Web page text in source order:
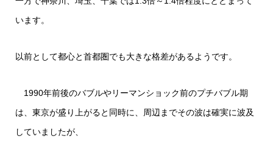
います。
以前として都心と首都圏でも大きな格差があるようです。
1990年前後のバブルやリーマンショック前のプチバブル期
は、東京が盛り上がると同時に、周辺までその波は確実に波及
していましたが、